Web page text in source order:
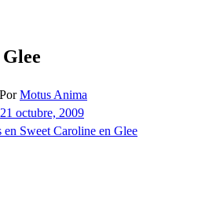
PorMotus Anima
21 octubre, 2009
en Sweet Caroline en Glee